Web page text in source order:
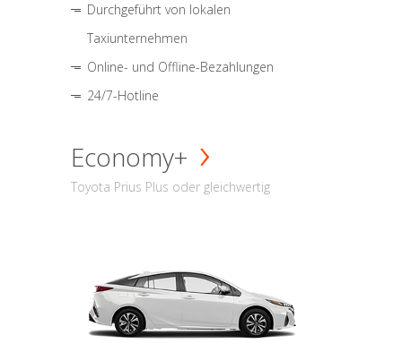
Durchgeführt von lokalen
Taxiunternehmen
Online- und Offline-Bezahlungen
24/7-Hotline
Economy+
Toyota Prius Plus oder gleichwertig